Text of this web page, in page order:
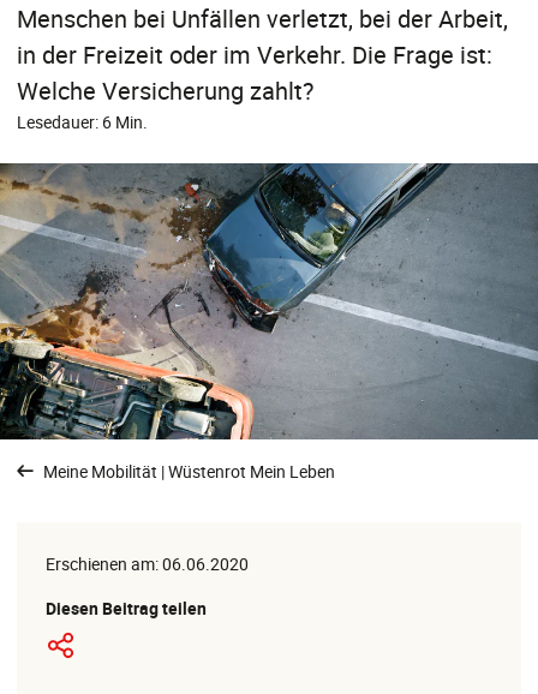
Menschen bei Unfällen verletzt, bei der Arbeit,
in der Freizeit oder im Verkehr. Die Frage ist:
Welche Versicherung zahlt?
Lesedauer: 6 Min.
Meine Mobilität | Wüstenrot Mein Leben
Erschienen am: 06.06.2020
Diesen Beitrag teilen